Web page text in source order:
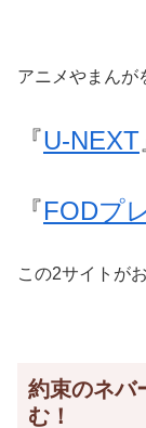
アニメやまんが
『U‐NEXT
『FODプ
この2サイトが
約束のネバ
む！